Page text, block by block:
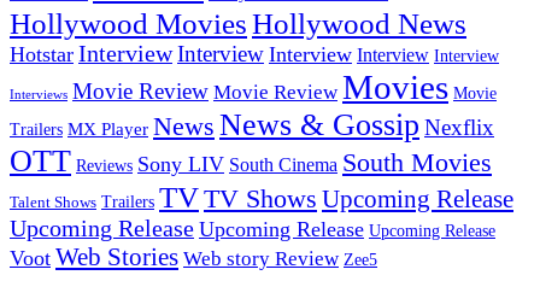
Hollywood MoviesHollywood News
Hotstar InterviewInterview Interview Interview Interview
Interviews Movie Review Movie Review Movies Movie
Trailers MX Player News News & Gossip Nexflix
OTT Reviews Sony LIV South Cinema South Movies
Talent Shows Trailers TVTV Shows Upcoming Release
Upcoming Release Upcoming Release Upcoming Release
Voot Web Stories Web story Review Zee5